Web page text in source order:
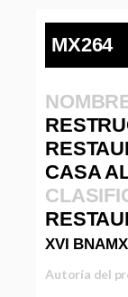
MX264
CASA
XVI BNAMX
Autoría del